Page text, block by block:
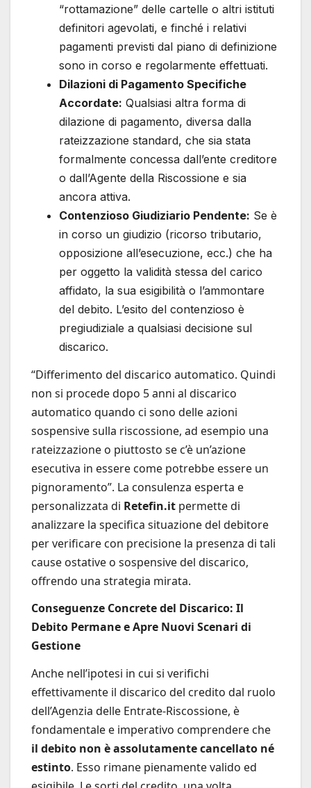
“rottamazione” delle cartelle o altri istituti
definitori agevolati, e finché i relativi
pagamenti previsti dal piano di definizione
sono in corso e regolarmente effettuati.
Dilazioni di Pagamento Specifiche
Accordate: Qualsiasi altra forma di
dilazione di pagamento, diversa dalla
rateizzazione standard, che sia stata
formalmente concessa dall’ente creditore
o dall’Agente della Riscossione e sia
ancora attiva.
Contenzioso Giudiziario Pendente: Se è
in corso un giudizio (ricorso tributario,
opposizione all’esecuzione, ecc.) che ha
per oggetto la validità stessa del carico
affidato, la sua esigibilità o l’ammontare
del debito. L’esito del contenzioso è
pregiudiziale a qualsiasi decisione sul
discarico.
“Differimento del discarico automatico. Quindi
non si procede dopo 5 anni al discarico
automatico quando ci sono delle azioni
sospensive sulla riscossione, ad esempio una
rateizzazione o piuttosto se c’è un’azione
esecutiva in essere come potrebbe essere un
pignoramento”. La consulenza esperta e
personalizzata di Retefin.it permette di
analizzare la specifica situazione del debitore
per verificare con precisione la presenza di tali
cause ostative o sospensive del discarico,
offrendo una strategia mirata.
Conseguenze Concrete del Discarico: Il
Debito Permane e Apre Nuovi Scenari di
Gestione
Anche nell’ipotesi in cui si verifichi
effettivamente il discarico del credito dal ruolo
dell’Agenzia delle Entrate-Riscossione, è
fondamentale e imperativo comprendere che
il debito non è assolutamente cancellato né
estinto. Esso rimane pienamente valido ed